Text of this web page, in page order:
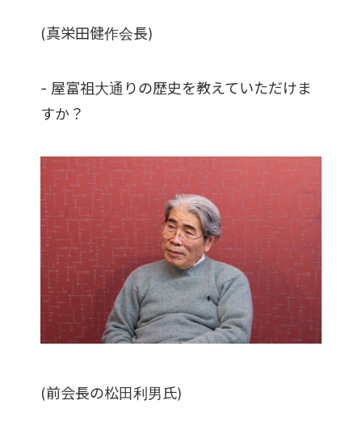
(真栄田健作会長)
- 屋富祖大通りの歴史を教えていただけま
すか？
(前会長の松田利男氏)